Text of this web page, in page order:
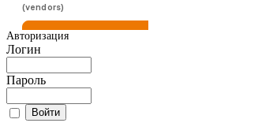
Авторизация
Логин
Пароль